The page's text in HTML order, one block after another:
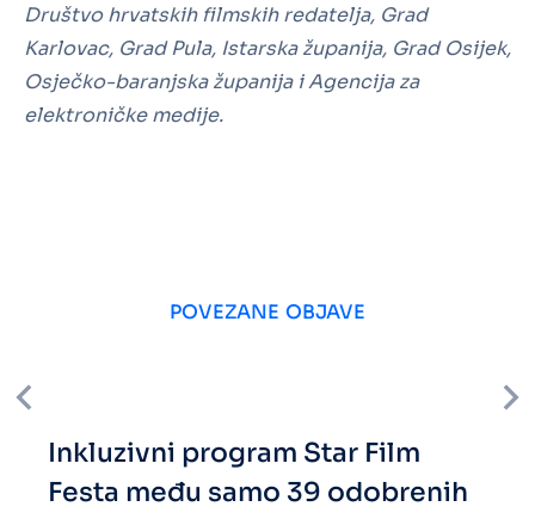
Društvo hrvatskih filmskih redatelja, Grad
Karlovac, Grad Pula, Istarska županija, Grad Osijek,
Osječko-baranjska županija i Agencija za
elektroničke medije.
POVEZANE OBJAVE
Inkluzivni program Star Film
Festa među samo 39 odobrenih